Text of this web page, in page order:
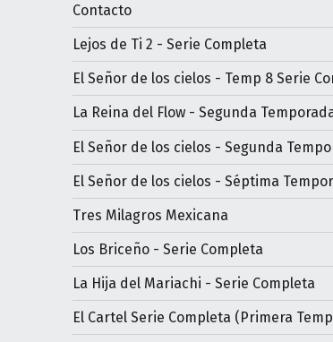
Contacto
Lejos de Ti 2 - Serie Completa
El Señor de los cielos - Temp 8 Serie
La Reina del Flow - Segunda
El Señor de los cielos - Segunda
El Señor de los cielos - Séptima
Tres Milagros Mexicana
Los Briceño - Serie Completa
La Hija del Mariachi - Serie Completa
El Cartel Serie Completa (Primera